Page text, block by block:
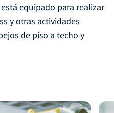
equipado para realizar
y otras actividades
de piso a techo y